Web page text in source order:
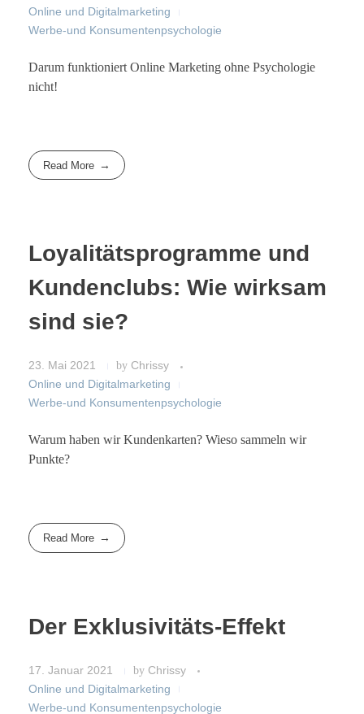
Online und Digitalmarketing
Werbe-und Konsumentenpsychologie
Darum funktioniert Online Marketing ohne Psychologie
nicht!
Read More
Loyalitätsprogramme und
Kundenclubs: Wie wirksam
sind sie?
23. Mai 2021 by Chrissy
Online und Digitalmarketing
Werbe-und Konsumentenpsychologie
Warum haben wir Kundenkarten? Wieso sammeln wir
Punkte?
Read More
Der Exklusivitäts-Effekt
17. Januar 2021 by Chrissy
Online und Digitalmarketing
Werbe-und Konsumentenpsychologie